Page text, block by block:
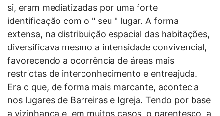
si, eram mediatizadas por uma forte
identificação com o " seu " lugar. A forma
extensa, na distribuição espacial das habitações,
diversificava mesmo a intensidade convivencial,
favorecendo a ocorrência de áreas mais
restrictas de interconhecimento e entreajuda.
Era o que, de forma mais marcante, acontecia
nos lugares de Barreiras e Igreja. Tendo por base
a vizinhança e, em muitos casos, o parentesco, a